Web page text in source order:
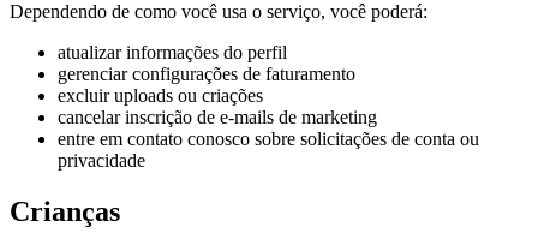
Dependendo de como você usa o serviço, você poderá:
atualizar informações do perfil
gerenciar configurações de faturamento
excluir uploads ou criações
cancelar inscrição de e-mails de marketing
entre em contato conosco sobre solicitações de conta ou
privacidade
Crianças